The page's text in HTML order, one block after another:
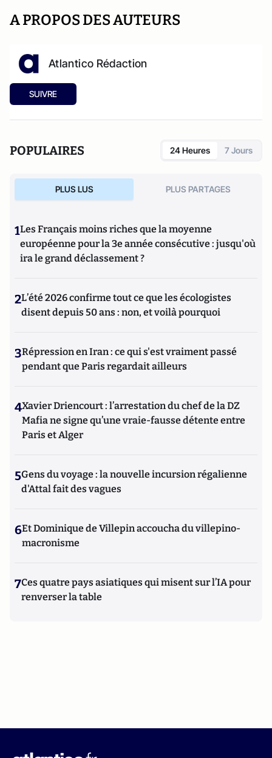
A PROPOS DES AUTEURS
Atlantico Rédaction
SUIVRE
POPULAIRES 24 Heures 7 Jours
PLUS LUS PLUS PARTAGES
1Les Français moins riches que la moyenne
européenne pour la 3e année consécutive : jusqu'où
ira le grand déclassement ?
2L’été 2026 confirme tout ce que les écologistes
disent depuis 50 ans : non, et voilà pourquoi
3Répression en Iran : ce qui s'est vraiment passé
pendant que Paris regardait ailleurs
4Xavier Driencourt : l’arrestation du chef de la DZ
Mafia ne signe qu’une vraie-fausse détente entre
Paris et Alger
5Gens du voyage : la nouvelle incursion régalienne
d'Attal fait des vagues
6Et Dominique de Villepin accoucha du villepino-
macronisme
7Ces quatre pays asiatiques qui misent sur l’IA pour
renverser la table